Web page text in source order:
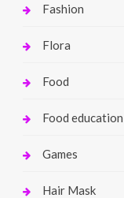
Fashion
Flora
Food
Food education
Games
Hair Mask